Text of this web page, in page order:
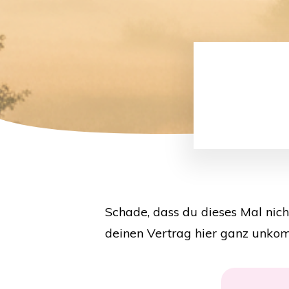
Schade, dass du dieses Mal
deinen Vertrag hier ganz